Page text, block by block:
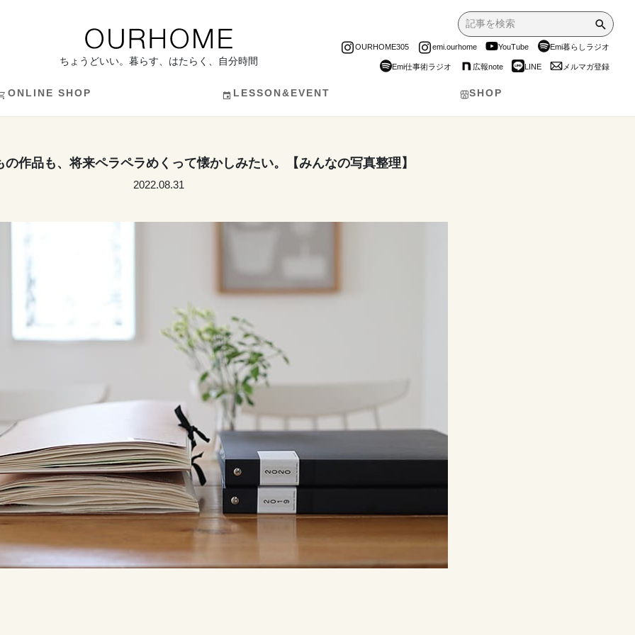
ちょうどいい。暮らす、はたらく、自分時間
OURHOME305 emi.ourhome YouTube Emi暮らしラジオ
Emi仕事術ラジオ 広報note LINE メルマガ登録
ONLINE SHOP LESSON&EVENT SHOP
作品も、将来ペラペラめくって懐かしみたい。【みんなの写真整理】
2022.08.31